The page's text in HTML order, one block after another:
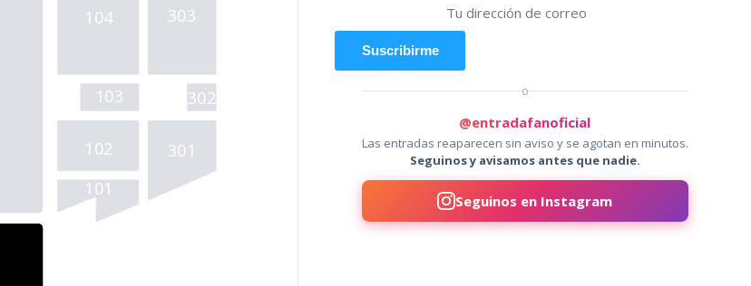
303
302
301
104
103
102
101
Suscribirme
o
@entradafanoficial
Las entradas reaparecen sin aviso y se agotan en minutos.
Seguinos y avisamos antes que nadie.
Seguinos en Instagram